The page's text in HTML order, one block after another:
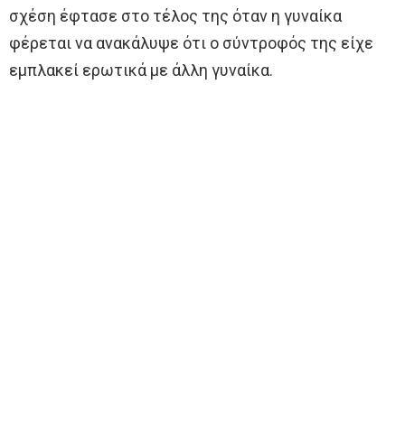
σχέση έφτασε στο τέλος της όταν η γυναίκα
φέρεται να ανακάλυψε ότι ο σύντροφός της είχε
εμπλακεί ερωτικά με άλλη γυναίκα.